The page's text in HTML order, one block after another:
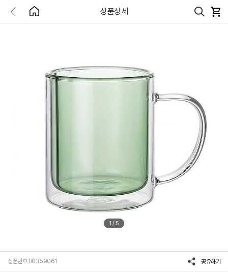
상품상세
1 / 5
상품번호 B0359061 공유하기